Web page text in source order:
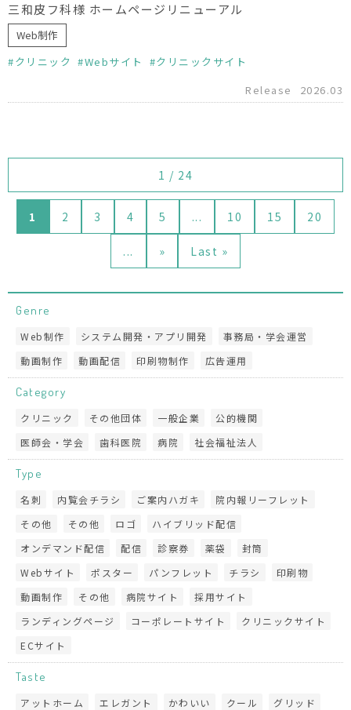
三和皮フ科様 ホームページリニューアル
Web制作
クリニック
Webサイト
クリニックサイト
Release
2026.03
1 / 24
1 2 3 4 5 ... 10 15 20
... » Last »
Genre
Web制作 システム開発・アプリ開発
事務局・学会運営
動画制作
動画配信 印刷物制作 広告運用
Category
クリニック その他団体 一般企業
公的機関
医師会・学会
歯科医院 病院 社会福祉法人
Type
名刺 内覧会チラシ ご案内ハガキ
院内報リーフレット
その他
その他 ロゴ
ハイブリッド配信
オンデマンド配信
配信 診察券 薬袋
封筒
Webサイト
ポスター パンフレット チラシ
印刷物
動画制作
その他 病院サイト
採用サイト
ランディングページ
コーポレートサイト
クリニックサイト
ECサイト
Taste
アットホーム エレガント かわいい クール
グリッド